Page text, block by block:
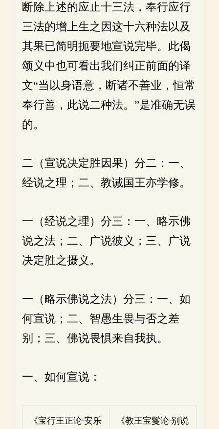
断除上述的应止十三法，奉行应行
三法的增上生之因这十六种法以及
其果已简明扼要地宣说完毕。此偈
颂义中也可看出我们纠正前面的译
文“当以身语意，断诸不善业，恒常
奉行善，此说二种法。”是准确无误
的。
二（宣说决定胜因果）分二：一、
经说之理；二、教诫国王亦学修。
一（经说之理）分三：一、略示佛
说之法；二、广说彼义；三、广说
决定胜之摄义。
一（略示佛说之法）分三：一、如
何宣说；二、智愚生畏与否之差
别；三、佛说畏惧来自我执。
一、如何宣说：
《宝行王正论·安乐
《教王宝鬘论·别说